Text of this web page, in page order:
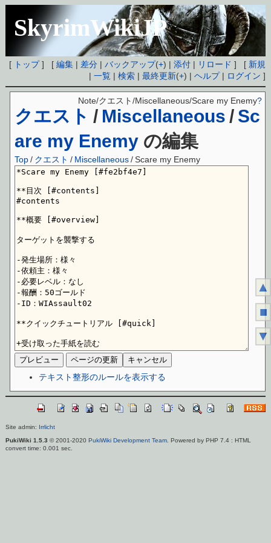
SkyrimWikiJP
[ トップ] [編集 | 差分 |バックアップ(+) |添付 | リロード ] [ 新規
|一覧 |検索 |最終更新(+) |ヘルプ| ログイン ]
クエスト / Miscellaneous / Sc
are my Enemy の編集
Note/クエスト/Miscellaneous/Scare my Enemy?
Top / クエスト / Miscellaneous/ Scare my Enemy
テキスト整形のルールを表示する
Site admin: Irrlicht
PukiWiki 1.5.3 © 2001-2020 PukiWiki Development Team. Powered by PHP 7.4 : HTML
convert time: 0.001 sec.
▲
■
▼